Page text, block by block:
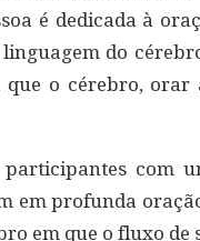
é dedicada à
do
o cérebro, orar
com
em profunda
em que o fluxo de